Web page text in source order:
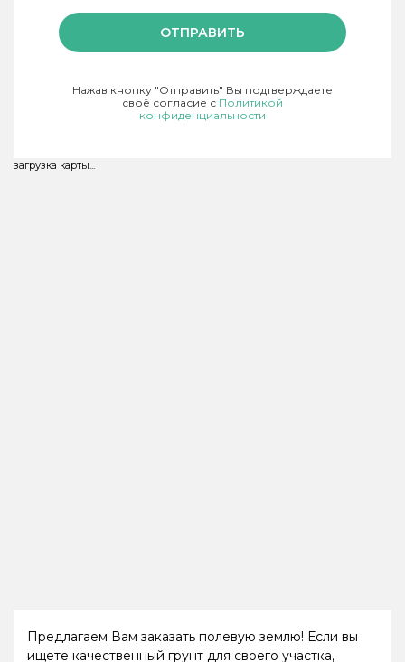
ОТПРАВИТЬ
Нажав кнопку "Отправить" Вы подтверждаете
своё согласие с Политикой
конфиденциальности
загрузка карты...
Предлагаем Вам заказать полевую землю! Если вы
ищете качественный грунт для своего участка,